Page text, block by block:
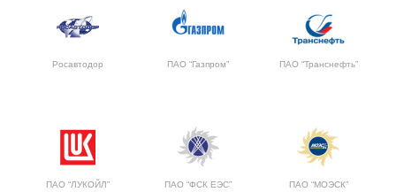
Росавтодор ПАО “Газпром” ПАО “Транснефть”
ПАО “ЛУКОЙЛ” ПАО “ФСК ЕЭС” ПАО “МОЭСК”